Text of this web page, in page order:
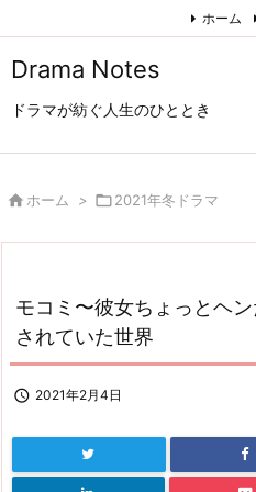
Drama Notes
ドラマが紡ぐ人生のひととき
ホーム
 ホーム > 2021年冬ドラマ
モコミ〜彼女ちょっとヘ
されていた世界
 2021年2月4日